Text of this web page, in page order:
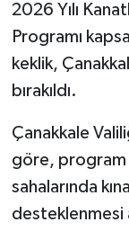
2026 Yılı
Programı
keklik,
bırakıldı.
Çanakkale
göre, program
sahalarında
desteklenmesi